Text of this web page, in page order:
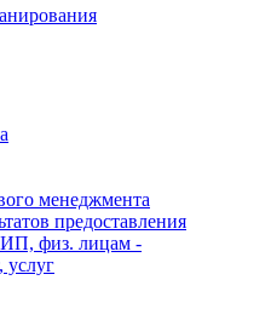
менеджмента
предоставления
ИП, физ. лицам -
услуг